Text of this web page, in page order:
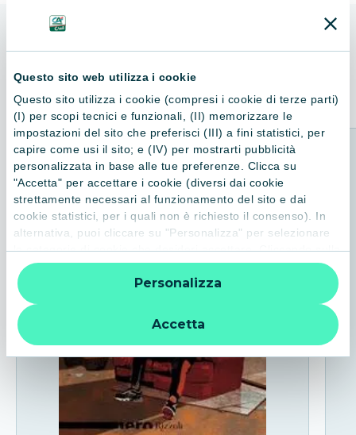
Questo sito web utilizza i cookie
Questo sito utilizza i cookie (compresi i cookie di terze parti)
(I) per scopi tecnici e funzionali, (II) memorizzare le
impostazioni del sito che preferisci (III) a fini statistici, per
capire come usi il sito; e (IV) per mostrarti pubblicità
personalizzata in base alle tue preferenze. Clicca su
"Accetta" per accettare i cookie (diversi dai cookie
strettamente necessari al funzionamento del sito e dai
cookie statistici, per i quali non è richiesto il consenso). In
alternativa, puoi cliccare su "Personalizza" per selezionare
le categorie di cookie che desideri accettare. Cliccando sulla
“X” le impostazioni predefinite vengono lasciate invariate e
quindi la navigazione può continuare senza cookie o altri
strumenti di tracciamento diversi da quelli tecnici. Per
ulteriori informazioni:
informativa privacy
Accetta
Personalizza
Consigliati per te